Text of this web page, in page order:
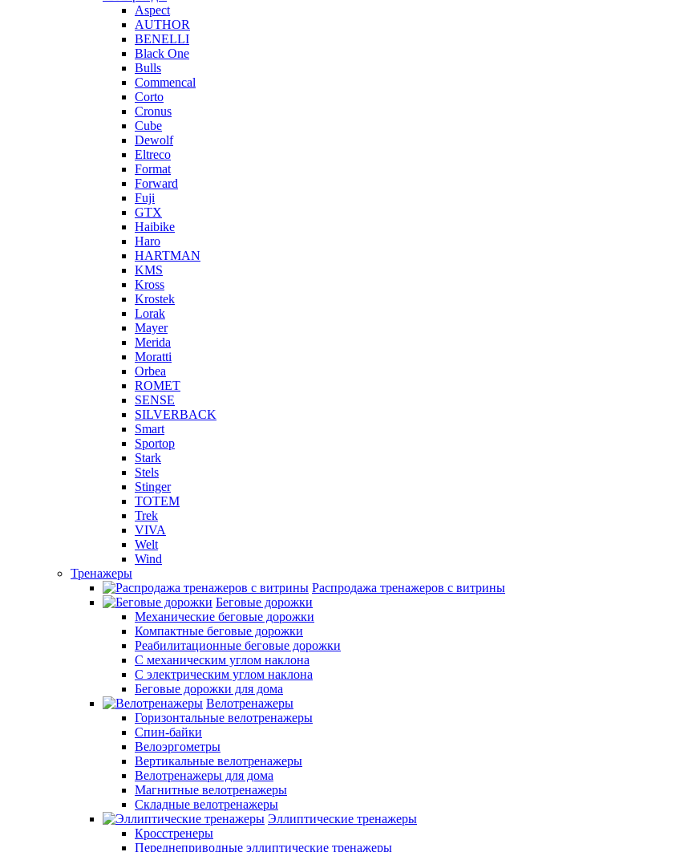
Aspect
AUTHOR
BENELLI
Black One
Bulls
Commencal
Corto
Cronus
Cube
Dewolf
Eltreco
Format
Forward
Fuji
GTX
Haibike
Haro
HARTMAN
KMS
Kross
Krostek
Lorak
Mayer
Merida
Moratti
Orbea
ROMET
SENSE
SILVERBACK
Smart
Sportop
Stark
Stels
Stinger
TOTEM
Trek
VIVA
Welt
Wind
Тренажеры
Распродажа тренажеров с витрины
Беговые дорожки
Механические беговые дорожки
Компактные беговые дорожки
Реабилитационные беговые дорожки
С механическим углом наклона
С электрическим углом наклона
Беговые дорожки для дома
Велотренажеры
Горизонтальные велотренажеры
Спин-байки
Велоэргометры
Вертикальные велотренажеры
Велотренажеры для дома
Магнитные велотренажеры
Складные велотренажеры
Эллиптические тренажеры
Кросстренеры
Переднеприводные эллиптические тренажеры